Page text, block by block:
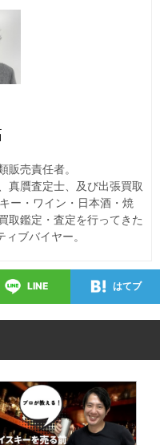
販売責任者。
真贋査定士、及び出張買取
ー・ワイン・日本酒・焼
取鑑定・査定を行ってきた
ブバイヤー。
LINE はてブ